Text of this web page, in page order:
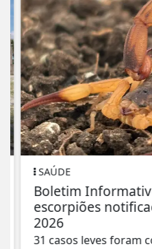
SAÚDE
Boletim
escorpiões
2026
31 casos leves foram